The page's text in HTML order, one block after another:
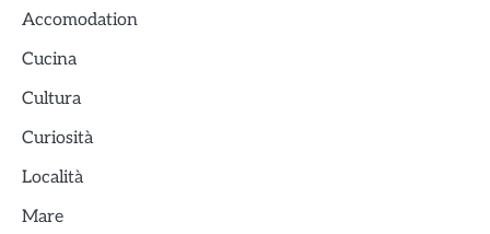
Accomodation
Cucina
Cultura
Curiosità
Località
Mare